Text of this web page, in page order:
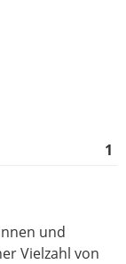
1
und
Vielzahl von